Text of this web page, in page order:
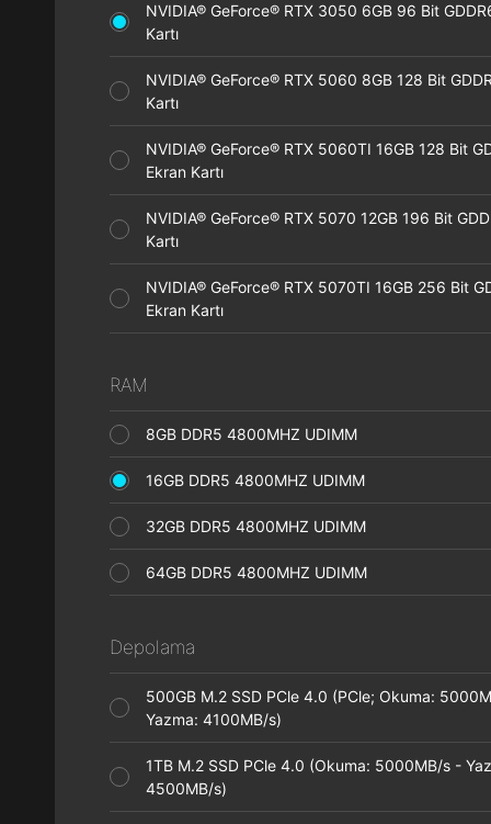
NVIDIA® GeForce® RTX 3050 6GB 96 Bit
Kartı
NVIDIA® GeForce® RTX 5060 8GB 128 Bit
Kartı
NVIDIA® GeForce® RTX 5060TI 16GB 128 Bit
Ekran Kartı
NVIDIA® GeForce® RTX 5070 12GB 196 Bit
Kartı
NVIDIA® GeForce® RTX 5070TI 16GB 256 Bit
Ekran Kartı
RAM
8GB DDR5 4800MHZ UDIMM
16GB DDR5 4800MHZ UDIMM
32GB DDR5 4800MHZ UDIMM
64GB DDR5 4800MHZ UDIMM
Depolama
500GB M.2 SSD PCle 4.0 (PCle; Okuma:
Yazma: 4100MB/s)
1TB M.2 SSD PCle 4.0 (Okuma: 5000MB/s -
4500MB/s)